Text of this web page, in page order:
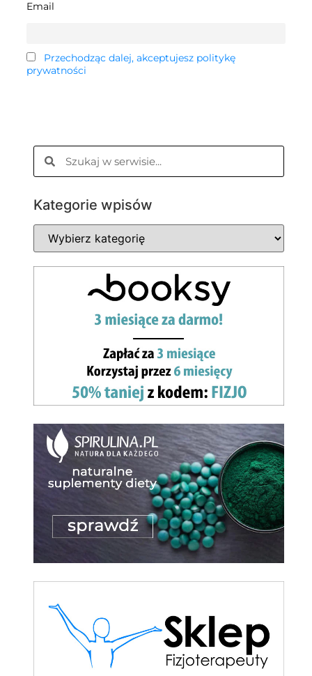
Email
Przechodząc dalej, akceptujesz politykę
prywatności
Kategorie wpisów